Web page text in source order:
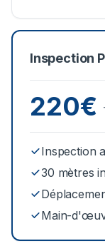
Inspection
220€
Inspection
30 mètres
Main-